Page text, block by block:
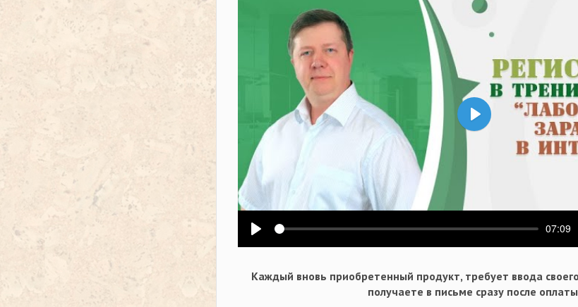
Воспроизвести
07:09
Воспроизвести
Каждый вновь приобретенный продукт, требует ввода
получаете в письме сразу после